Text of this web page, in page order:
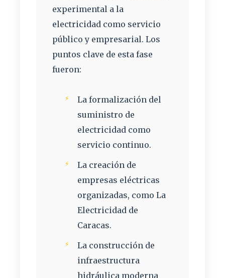
experimental a la
electricidad como servicio
público y empresarial. Los
puntos clave de esta fase
fueron:
La formalización del
suministro de
electricidad como
servicio continuo.
La creación de
empresas eléctricas
organizadas, como La
Electricidad de
Caracas.
La construcción de
infraestructura
hidráulica moderna